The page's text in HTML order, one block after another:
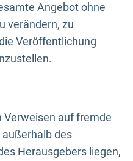
Angebot ohne
verändern, zu
Veröffentlichung
Verweisen auf fremde
des
Herausgebers liegen,